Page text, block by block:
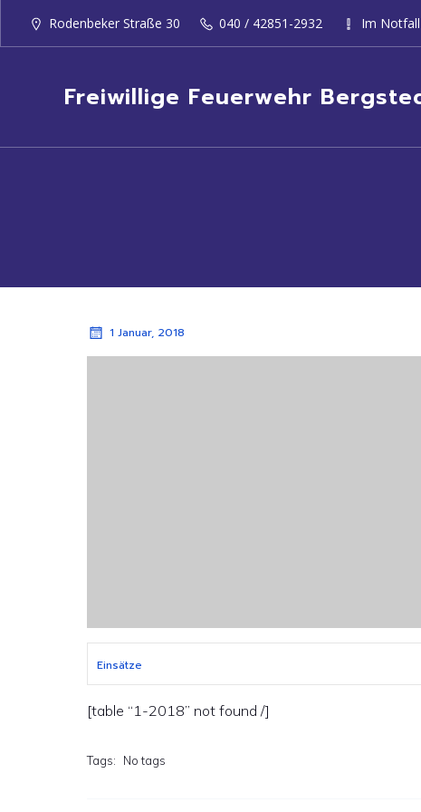
Rodenbeker Straße 30 040 / 42851-2932 Im
Freiwillige Feuerwehr
1 Januar, 2018
Einsätze
[table “1-2018” not found /]
Tags: No tags